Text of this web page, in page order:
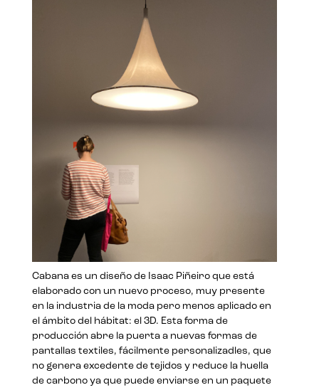
Cabana es un diseño de Isaac Piñeiro que está
elaborado con un nuevo proceso, muy presente
en la industria de la moda pero menos aplicado en
el ámbito del hábitat: el 3D. Esta forma de
producción abre la puerta a nuevas formas de
pantallas textiles, fácilmente personalizadles, que
no genera excedente de tejidos y reduce la huella
de carbono ya que puede enviarse en un paquete